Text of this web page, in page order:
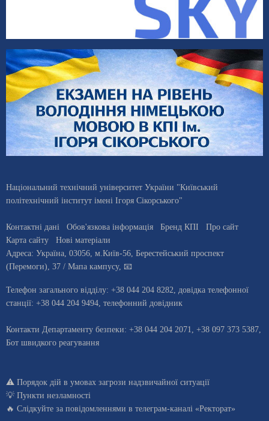
Національний технічний університет України "Київський
політехнічний інститут імені Ігоря Сікорського"
Контактні дані Обов'язкова інформація Бренд КПІ
Про сайт
Карта сайту
Нові матеріали
Адреса: Україна 03056 , м. Київ-56, Берестейський проспект
(Перемоги), 37 / Мапа кампусу, 📧
Телефон загального відділу: +38 044 204 8282 , довiдка телефонної
станцiї: +38 044 204 9494 телефонний довідник
Контакти Департаменту безпеки: +38 044 204 2071, +38 097 373 5387,
Бот швидкого реагування
⚠️ Порядок дій в умовах загрози надзвичайної ситуації
💡 Пункти незламності
🔥 Слідкуйте за повідомленнями в телеграм-каналі «Ректорат»